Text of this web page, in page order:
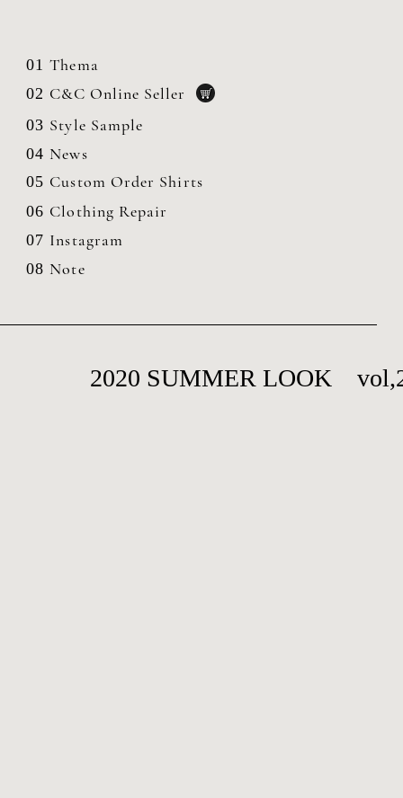
01 Thema
02 C&C Online Seller
03 Style Sample
04 News
05 Custom Order Shirts
06 Clothing Repair
07 Instagram
08 Note
2020 SUMMER LOOK